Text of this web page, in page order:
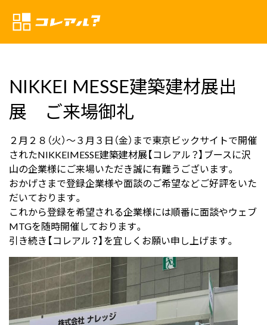
NIKKEI MESSE建築建材展出
展 ご来場御礼
２月２８（火）～３月３日（金）まで東京ビックサイトで開催
されたNIKKEIMESSE建築建材展【コレアル？】ブースに沢
山の企業様にご来場いただき誠に有難うございます。
おかげさまで登録企業様や面談のご希望などご好評をいた
だいております。
これから登録を希望される企業様には順番に面談やウェブ
MTGを随時開催しております。
引き続き【コレアル？】を宜しくお願い申し上げます。